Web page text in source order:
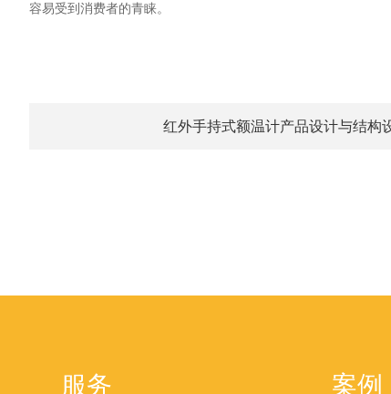
容易受到消费者的青睐。
红外手持式额温计产品设计与结构
服务 案例